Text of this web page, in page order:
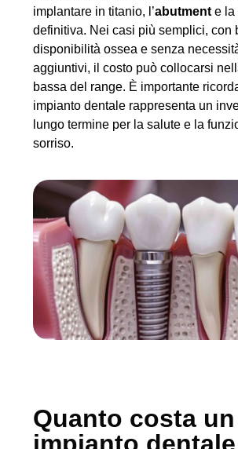
implantare in titanio, l’abutment e la
definitiva. Nei casi più semplici, con
disponibilità ossea e senza
aggiuntivi, il costo può collocarsi
bassa del range. È importante
impianto dentale rappresenta un
lungo termine per la salute e la
sorriso.
Quanto costa un
impianto dentale